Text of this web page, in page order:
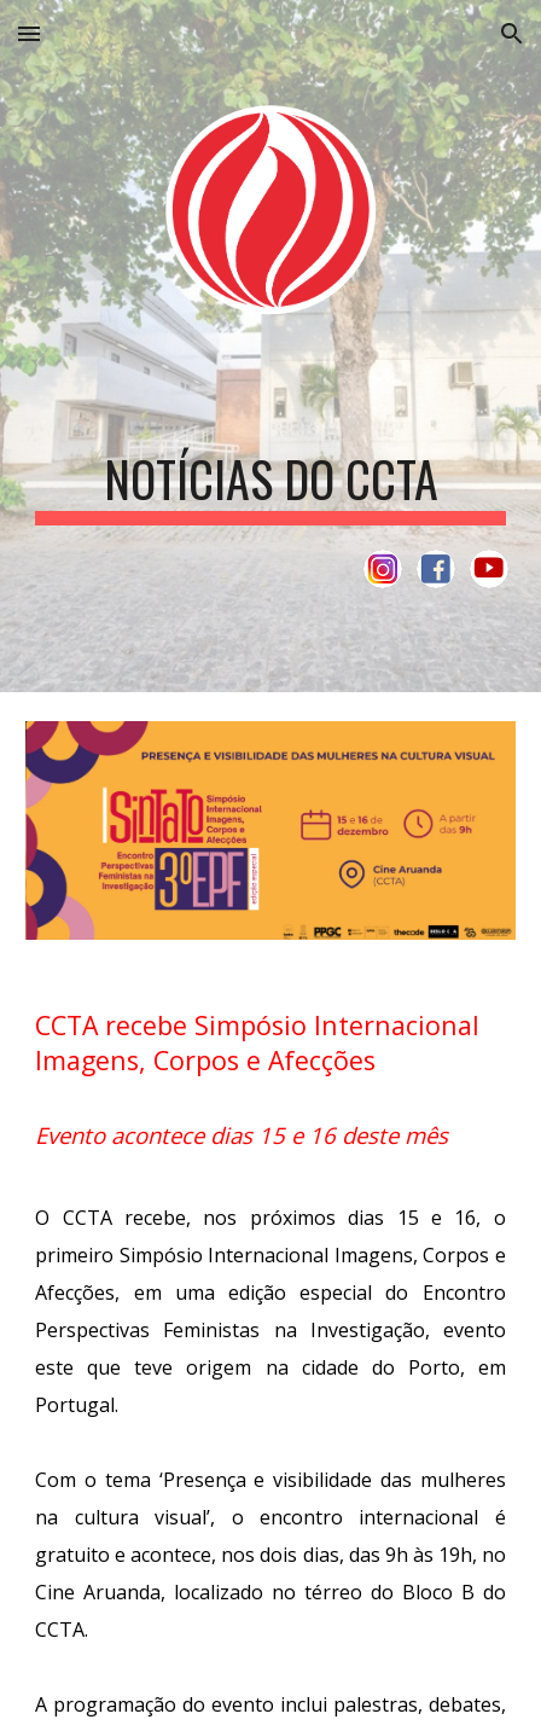
Skip to main content Skip to navigation
NOTÍCIAS DO CCTA
CCTA recebe Simpósio Internacional
Imagens, Corpos e Afecções
Evento acontece dias 15 e 16 deste mês
O CCTA recebe, nos próximos dias 15 e 16, o
primeiro Simpósio Internacional Imagens, Corpos e
Afecções, em uma edição especial do Encontro
Perspectivas Feministas na Investigação, evento
este que teve origem na cidade do Porto, em
Portugal.
Com o tema ‘Presença e visibilidade das mulheres
na cultura visual’, o encontro internacional é
gratuito e acontece, nos dois dias, das 9h às 19h, no
Cine Aruanda, localizado no térreo do Bloco B do
CCTA.
A programação do evento inclui palestras, debates,